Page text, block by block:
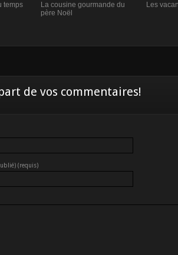
temps
La cousine gourmande du
père Noël
Les
de vos commentaires!
(requis)